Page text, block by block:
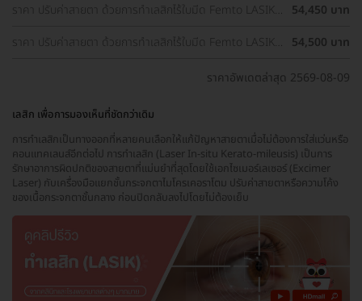
ราคา ปรับค่าสายตา ด้วยการทำเลสิกไร้ใบมีด Femto LASIK 2
54,450 บาท
ราคา ปรับค่าสายตา ด้วยการทำเลสิกไร้ใบมีด Femto LASIK 2
54,500 บาท
ราคาอัพเดตล่าสุด 2569-08-09
เลสิก เพื่อการมองเห็นที่ชัดกว่าเดิม
การทำเลสิกเป็นทางออกที่หลายคนเลือกให้แก้ปัญหาสายตาเมื่อไม่ต้องการใส่แว่นหรือ
คอนแทคเลนส์อีกต่อไป การทำเลสิก (Laser In-situ Kerato-mileusis) เป็นการ
รักษาอาการผิดปกติของสายตาที่แม่นยำที่สุดโดยใช้เอกไซเมอร์เลเซอร์ (Excimer
Laser) กับเครื่องมือแยกชั้นกระจกตาไมโครเคอราโตม ปรับค่าสายตาหรือความโค้ง
ของเนื้อกระจกตาชั้นกลาง ก่อนปิดกลับลงไปโดยไม่ต้องเย็บ